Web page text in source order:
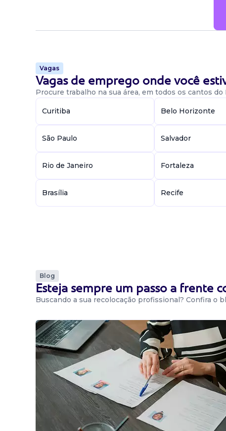
Vagas
Vagas de emprego onde você
Procure trabalho na sua área, em todos os cantos do
Curitiba Belo Horizonte
São Paulo Salvador
Rio de Janeiro Fortaleza
Brasília Recife
Blog
Esteja sempre um passo a frente
Buscando a sua recolocação profissional? Confira o